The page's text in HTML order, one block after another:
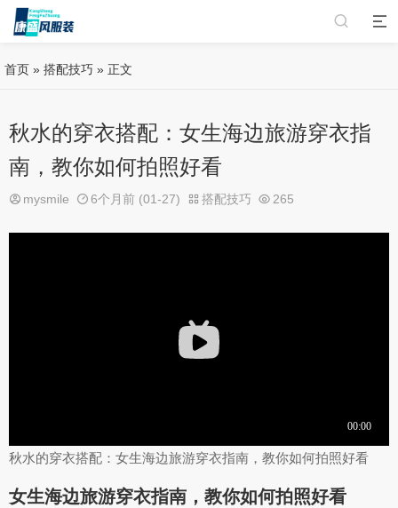
首页 » 搭配技巧 » 正文
秋水的穿衣搭配：女生海边旅游穿衣指
南，教你如何拍照好看
mysmile 6个月前 (01-27) 搭配技巧 265
秋水的穿衣搭配：女生海边旅游穿衣指南，教你如何拍照好看
女生海边旅游穿衣指南，教你如何拍照好看